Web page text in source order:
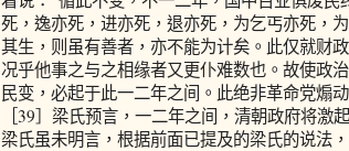
死，逸亦死，进亦死，退亦死，为乞丐亦死，
其生，则虽有善者，亦不能为计矣。此仅就财
况乎他事之与之相缘者又更仆难数也。故使政
民变，必起于此一二年之间。此绝非革命党煽
［39］梁氏预言，一二年之间，清朝政府将激
梁氏虽未明言，根据前面已提及的梁氏的说法